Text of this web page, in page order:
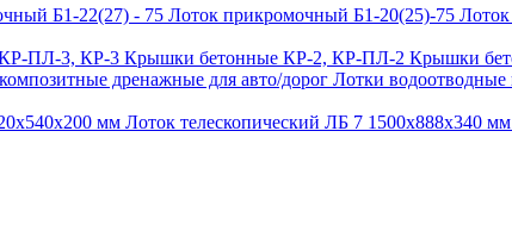
Б1-22(27) - 75 Лоток прикромочный Б1-20(25)-75
ПЛ-3, КР-3 Крышки бетонные КР-2, КР-ПЛ-2 Крышки
дренажные для авто/дорог Лотки
мм Лоток телескопический ЛБ 7 1500х888х340 мм